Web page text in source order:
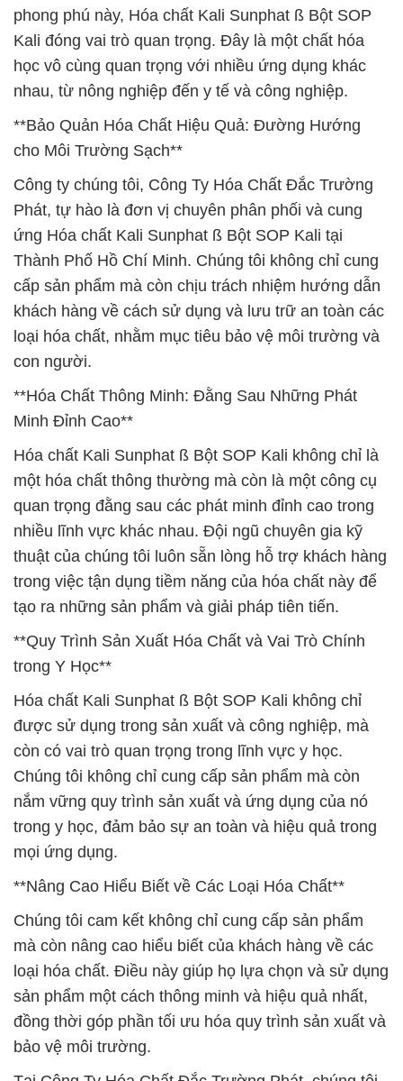
phong phú này, Hóa chất Kali Sunphat ß Bột SOP
Kali đóng vai trò quan trọng. Đây là một chất hóa
học vô cùng quan trọng với nhiều ứng dụng khác
nhau, từ nông nghiệp đến y tế và công nghiệp.
**Bảo Quản Hóa Chất Hiệu Quả: Đường Hướng
cho Môi Trường Sạch**
Công ty chúng tôi, Công Ty Hóa Chất Đắc Trường
Phát, tự hào là đơn vị chuyên phân phối và cung
ứng Hóa chất Kali Sunphat ß Bột SOP Kali tại
Thành Phố Hồ Chí Minh. Chúng tôi không chỉ cung
cấp sản phẩm mà còn chịu trách nhiệm hướng dẫn
khách hàng về cách sử dụng và lưu trữ an toàn các
loại hóa chất, nhằm mục tiêu bảo vệ môi trường và
con người.
**Hóa Chất Thông Minh: Đằng Sau Những Phát
Minh Đỉnh Cao**
Hóa chất Kali Sunphat ß Bột SOP Kali không chỉ là
một hóa chất thông thường mà còn là một công cụ
quan trọng đằng sau các phát minh đỉnh cao trong
nhiều lĩnh vực khác nhau. Đội ngũ chuyên gia kỹ
thuật của chúng tôi luôn sẵn lòng hỗ trợ khách hàng
trong việc tận dụng tiềm năng của hóa chất này để
tạo ra những sản phẩm và giải pháp tiên tiến.
**Quy Trình Sản Xuất Hóa Chất và Vai Trò Chính
trong Y Học**
Hóa chất Kali Sunphat ß Bột SOP Kali không chỉ
được sử dụng trong sản xuất và công nghiệp, mà
còn có vai trò quan trọng trong lĩnh vực y học.
Chúng tôi không chỉ cung cấp sản phẩm mà còn
nắm vững quy trình sản xuất và ứng dụng của nó
trong y học, đảm bảo sự an toàn và hiệu quả trong
mọi ứng dụng.
**Nâng Cao Hiểu Biết về Các Loại Hóa Chất**
Chúng tôi cam kết không chỉ cung cấp sản phẩm
mà còn nâng cao hiểu biết của khách hàng về các
loại hóa chất. Điều này giúp họ lựa chọn và sử dụng
sản phẩm một cách thông minh và hiệu quả nhất,
đồng thời góp phần tối ưu hóa quy trình sản xuất và
bảo vệ môi trường.